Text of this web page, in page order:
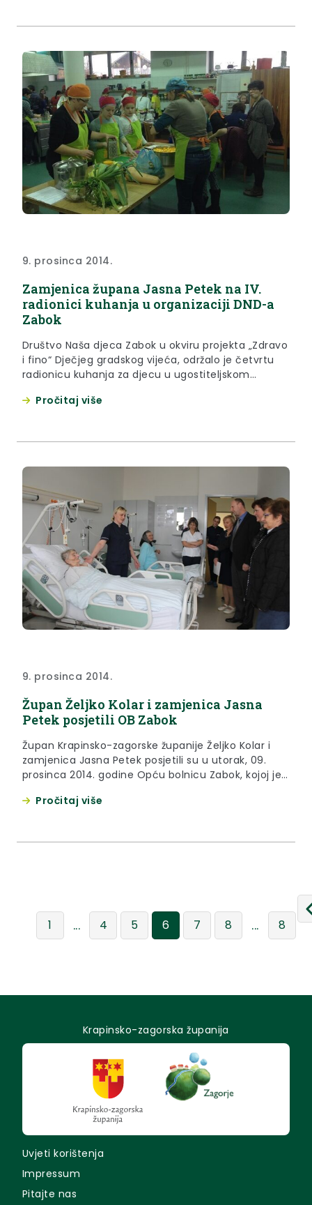
9. prosinca 2014.
Zamjenica župana Jasna Petek na IV.
radionici kuhanja u organizaciji DND-a
Zabok
Društvo Naša djeca Zabok u okviru projekta „Zdravo
i fino“ Dječjeg gradskog vijeća, održalo je četvrtu
radionicu kuhanja za djecu u ugostiteljskom
predblagdanskog raspoloženja i mirisnih jela.
Pročitaj više
9. prosinca 2014.
Župan Željko Kolar i zamjenica Jasna
Petek posjetili OB Zabok
Župan Krapinsko-zagorske županije Željko Kolar i
zamjenica Jasna Petek posjetili su u utorak, 09.
prosinca 2014. godine Opću bolnicu Zabok, kojoj je
antidekubitalnih madraca i 1000 metara platna za
Pročitaj više
1 ... 4 5 6 7 8 ... 8
Krapinsko-zagorska županija
Uvjeti korištenja
Impressum
Pitajte nas